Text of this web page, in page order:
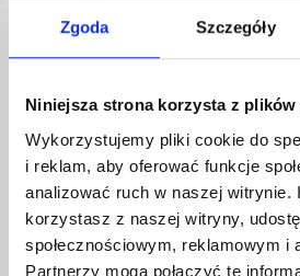
Zgoda Szczegóły
Niniejsza strona korzysta z plików
Wykorzystujemy pliki cookie do
i reklam, aby oferować funkcje
analizować ruch w naszej witrynie.
korzystasz z naszej witryny,
społecznościowym, reklamowym i
Partnerzy mogą połączyć te